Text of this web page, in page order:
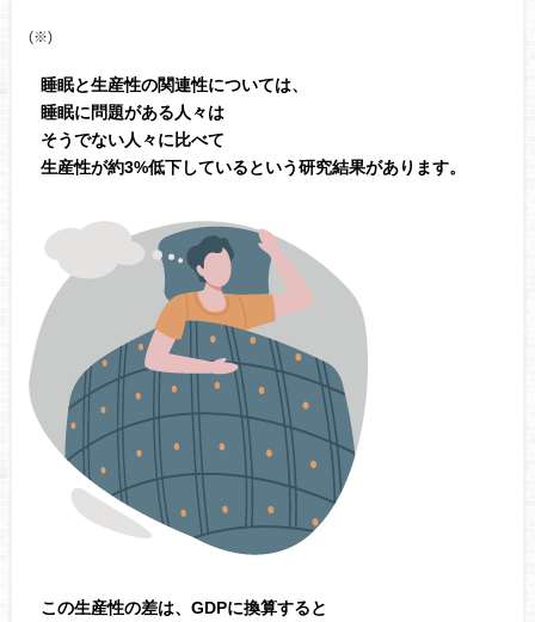
(※)
睡眠と生産性の関連性については、
睡眠に問題がある人々は
そうでない人々に比べて
生産性が約3%低下しているという研究結果があります。
この生産性の差は、GDPに換算すると